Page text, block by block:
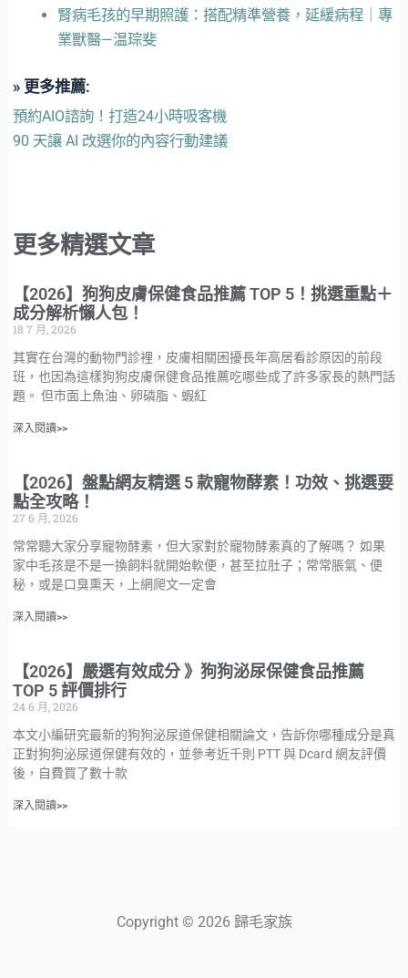
腎病毛孩的早期照護：搭配精準營養，延緩病程｜專
業獸醫—温琮斐
» 更多推薦:
預約AIO諮詢！打造24小時吸客機
90 天讓 AI 改選你的內容行動建議
更多精選文章
【2026】狗狗皮膚保健食品推薦 TOP 5！挑選重點＋
成分解析懶人包！
18 7 月, 2026
其實在台灣的動物門診裡，皮膚相關困擾長年高居看診原因的前段
班，也因為這樣狗狗皮膚保健食品推薦吃哪些成了許多家長的熱門話
題。 但市面上魚油、卵磷脂、蝦紅
深入閱讀>>
【2026】盤點網友精選 5 款寵物酵素！功效、挑選要
點全攻略！
27 6 月, 2026
常常聽大家分享寵物酵素，但大家對於寵物酵素真的了解嗎？ 如果
家中毛孩是不是一換飼料就開始軟便，甚至拉肚子；常常脹氣、便
秘，或是口臭熏天，上網爬文一定會
深入閱讀>>
【2026】嚴選有效成分 》狗狗泌尿保健食品推薦
TOP 5 評價排行
24 6 月, 2026
本文小編研究最新的狗狗泌尿道保健相關論文，告訴你哪種成分是真
正對狗狗泌尿道保健有效的，並參考近千則 PTT 與 Dcard 網友評價
後，自費買了數十款
深入閱讀>>
Copyright © 2026 歸毛家族